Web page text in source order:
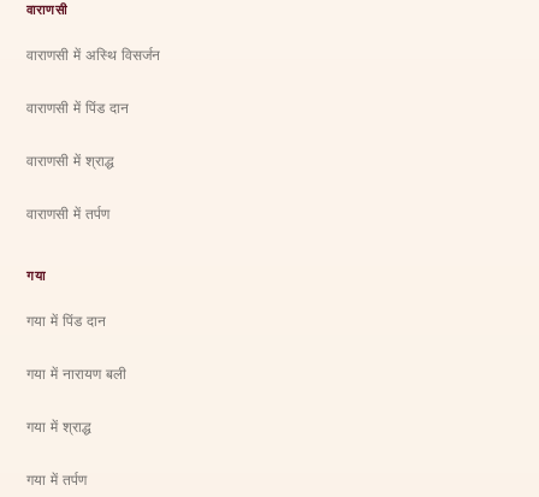
वाराणसी
वाराणसी में अस्थि विसर्जन
वाराणसी में पिंड दान
वाराणसी में श्राद्ध
वाराणसी में तर्पण
गया
गया में पिंड दान
गया में नारायण बली
गया में श्राद्ध
गया में तर्पण